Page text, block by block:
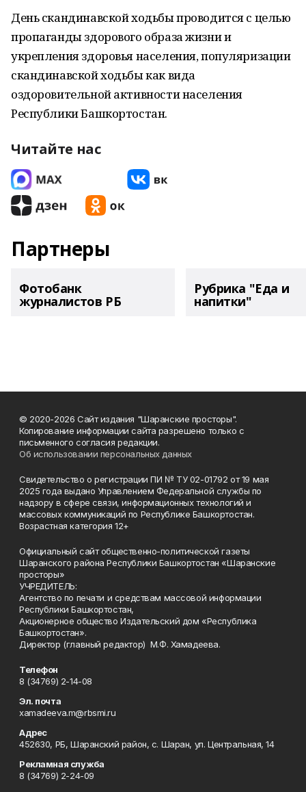
День скандинавской ходьбы проводится с целью
пропаганды здорового образа жизни и
укрепления здоровья населения, популяризации
скандинавской ходьбы как вида
оздоровительной активности населения
Республики Башкортостан.
Читайте нас
Партнеры
Фотобанк
журналистов РБ
Рубрика "Еда и
напитки"
© 2020-2026 Сайт издания "Шаранские просторы".
Копирование информации сайта разрешено только с
письменного согласия редакции.
Об использовании персональных данных
Свидетельство о регистрации ПИ № ТУ 02-01792 от 19 мая
2025 года выдано Управлением Федеральной службы по
надзору в сфере связи, информационных технологий и
массовых коммуникаций по Республике Башкортостан.
Возрастная категория 12+
Официальный сайт общественно-политической газеты
Шаранского района Республики Башкортостан «Шаранские
просторы»
УЧРЕДИТЕЛЬ:
Агентство по печати и средствам массовой информации
Республики Башкортостан,
Акционерное общество Издательский дом «Республика
Башкортостан».
Директор (главный редактор) М.Ф. Хамадеева.
Телефон
8 (34769) 2-14-08
Эл. почта
xamadeeva.m@rbsmi.ru
Адрес
452630, РБ, Шаранский район, с. Шаран, ул. Центральная, 14
Рекламная служба
8 (34769) 2-24-09